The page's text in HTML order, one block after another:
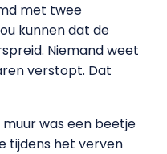
met twee
kunnen dat de
Niemand weet
verstopt. Dat
was een beetje
tijdens het verven